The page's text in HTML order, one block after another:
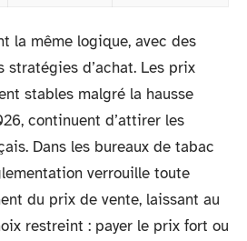
la même logique, avec des
d’achat. Les prix
stables malgré la hausse
continuent d’attirer les
Dans les bureaux de tabac
verrouille toute
du prix de vente, laissant au
restreint : payer le prix fort ou